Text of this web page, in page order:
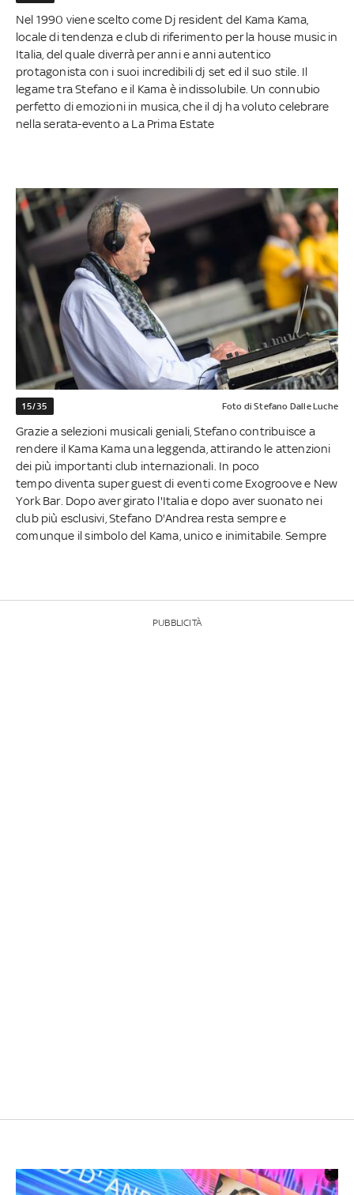
Nel 1990 viene scelto come Dj resident del Kama Kama,
locale di tendenza e club di riferimento per la house music in
Italia, del quale diverrà per anni e anni autentico
protagonista con i suoi incredibili dj set ed il suo stile. Il
legame tra Stefano e il Kama è indissolubile. Un connubio
perfetto di emozioni in musica, che il dj ha voluto celebrare
nella serata-evento a La Prima Estate
15/35 Foto di Stefano Dalle Luche
Grazie a selezioni musicali geniali, Stefano contribuisce a
rendere il Kama Kama una leggenda, attirando le attenzioni
dei più importanti club internazionali. In poco
tempo diventa super guest di eventi come Exogroove e New
York Bar. Dopo aver girato l'Italia e dopo aver suonato nei
club più esclusivi, Stefano D'Andrea resta sempre e
comunque il simbolo del Kama, unico e inimitabile. Sempre
PUBBLICITÀ